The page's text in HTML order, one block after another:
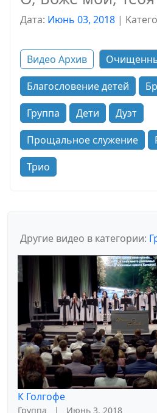
Дата: Июнь 03, 2018 |
Видео Архив
Благословение детей
Группа
Дети
Дуэт
Прощальное служение
Трио
Другие видео в категории:
К Голгофе
Группа | Июнь 3, 2018